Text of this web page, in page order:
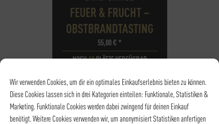
Wir verwenden Cookies, um dir ein optimales Einkaufserlebnis bieten zu können.
Diese Cookies lassen sich in drei Kategorien einteilen: Funktionale, Statistiken &
Marketing. Funktionale Cookies werden dabei zwingend für deinen Einkauf
benötigt. Weitere Cookies verwenden wir, um anonymisiert Statistiken anfertigen
FEUER & FRUCHT –
OBSTBRANDTASTING
55,00€ *
NOCH18PLÄTZE VERFÜGBAR
UHRZEIT 18:30 - 20:30
ORT Stammhaus |
Weinkeller